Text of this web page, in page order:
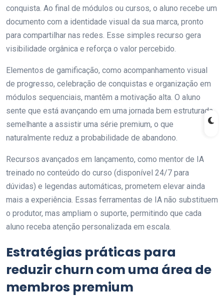
conquista. Ao final de módulos ou cursos, o aluno recebe um
documento com a identidade visual da sua marca, pronto
para compartilhar nas redes. Esse simples recurso gera
visibilidade orgânica e reforça o valor percebido.
Elementos de gamificação, como acompanhamento visual
de progresso, celebração de conquistas e organização em
módulos sequenciais, mantêm a motivação alta. O aluno
sente que está avançando em uma jornada bem estruturada,
semelhante a assistir uma série premium, o que
naturalmente reduz a probabilidade de abandono.
Recursos avançados em lançamento, como mentor de IA
treinado no conteúdo do curso (disponível 24/7 para
dúvidas) e legendas automáticas, prometem elevar ainda
mais a experiência. Essas ferramentas de IA não substituem
o produtor, mas ampliam o suporte, permitindo que cada
aluno receba atenção personalizada em escala.
Estratégias práticas para
reduzir churn com uma área de
membros premium